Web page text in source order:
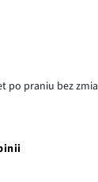
po praniu bez